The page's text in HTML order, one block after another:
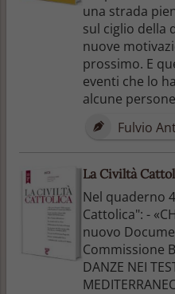
una strada
sul ciglio della
nuove
prossimo. E
eventi che lo
alcune
Fulvio
La Civiltà
Nel quaderno
Cattolica": -
nuovo
Commissione
DANZE NEI